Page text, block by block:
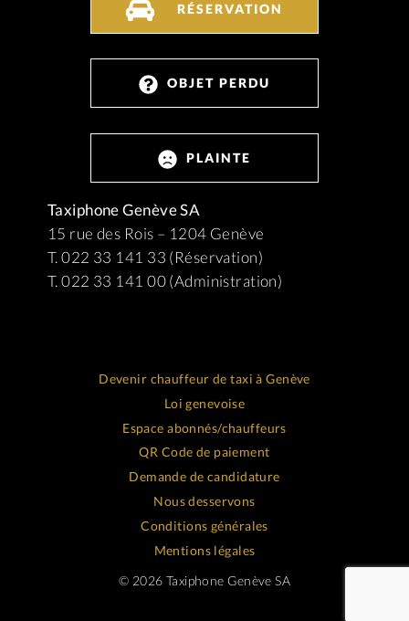
RÉSERVATION
OBJET PERDU
PLAINTE
Taxiphone Genève SA
15 rue des Rois – 1204 Genève
T. 022 33 141 33 (Réservation)
T. 022 33 141 00 (Administration)
Devenir chauffeur de taxi à Genève
Loi genevoise
Espace abonnés/chauffeurs
QR Code de paiement
Demande de candidature
Nous desservons
Conditions générales
Mentions légales
© 2026 Taxiphone Genève SA